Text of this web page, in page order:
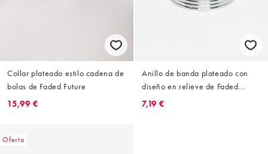
Collar plateado estilo cadena de
bolas de Faded Future
15,99 €
Anillo de banda plateado con
diseño en relieve de Faded
Future
7,19 €
Oferta